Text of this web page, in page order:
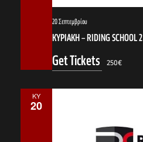
ΚΥΡΙΑΚΗ – RIDING SCHOOL 2
20 Σεπτεμβρίου
Get Tickets 250€
ΚΥ
20